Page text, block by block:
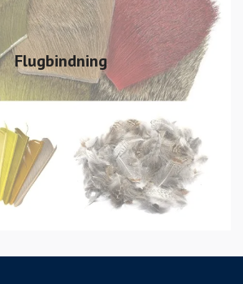
Flugbindning